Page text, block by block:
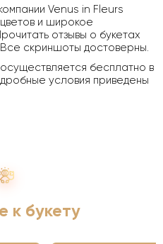
Venus in Fleurs
и широкое
отзывы о букетах
скриншоты достоверны.
бесплатно в
условия приведены
к букету